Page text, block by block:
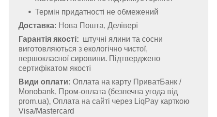
Термін придатності не обмежений
Доставка: Нова Пошта, Делівері
Гарантія якості: штучні ялини та сосни
виготовляються з екологічно чистої,
першокласної сировини. Підтверджено
сертифікатом якості
Види оплати: Оплата на карту ПриватБанк /
Monobank, Пром-оплата (безпечна угода від
prom.ua), Оплата на сайті через LiqPay карткою
Visa/Mastercard